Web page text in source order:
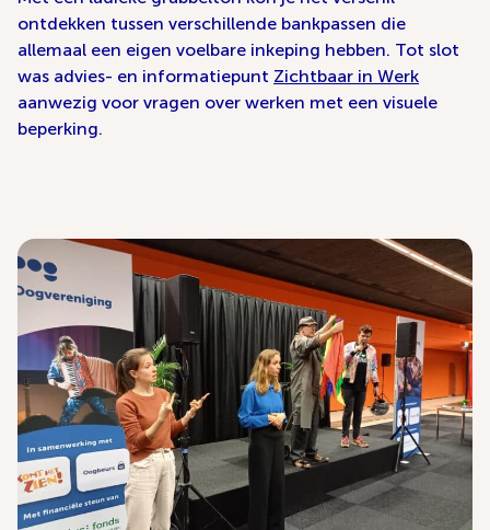
ontdekken tussen verschillende bankpassen die
allemaal een eigen voelbare inkeping hebben. Tot slot
was advies- en informatiepunt Zichtbaar in Werk
aanwezig voor vragen over werken met een visuele
beperking.